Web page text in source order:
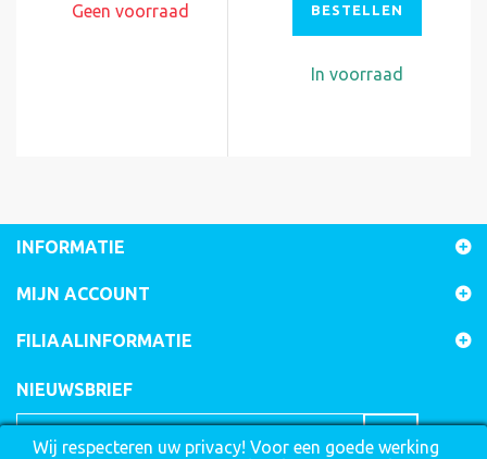
Wij respecteren uw privacy! Voor een goede werking
Geen voorraad BESTELLEN
In voorraad
INFORMATIE
MIJN ACCOUNT
FILIAALINFORMATIE
NIEUWSBRIEF